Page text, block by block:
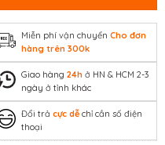
Miễn phí vận chuyển Cho đơn
hàng trên 300k
Giao hàng 24h ở HN & HCM 2-3
ngày ở tỉnh khác
Đổi trả cực dễ chỉ cần số điện
thoại